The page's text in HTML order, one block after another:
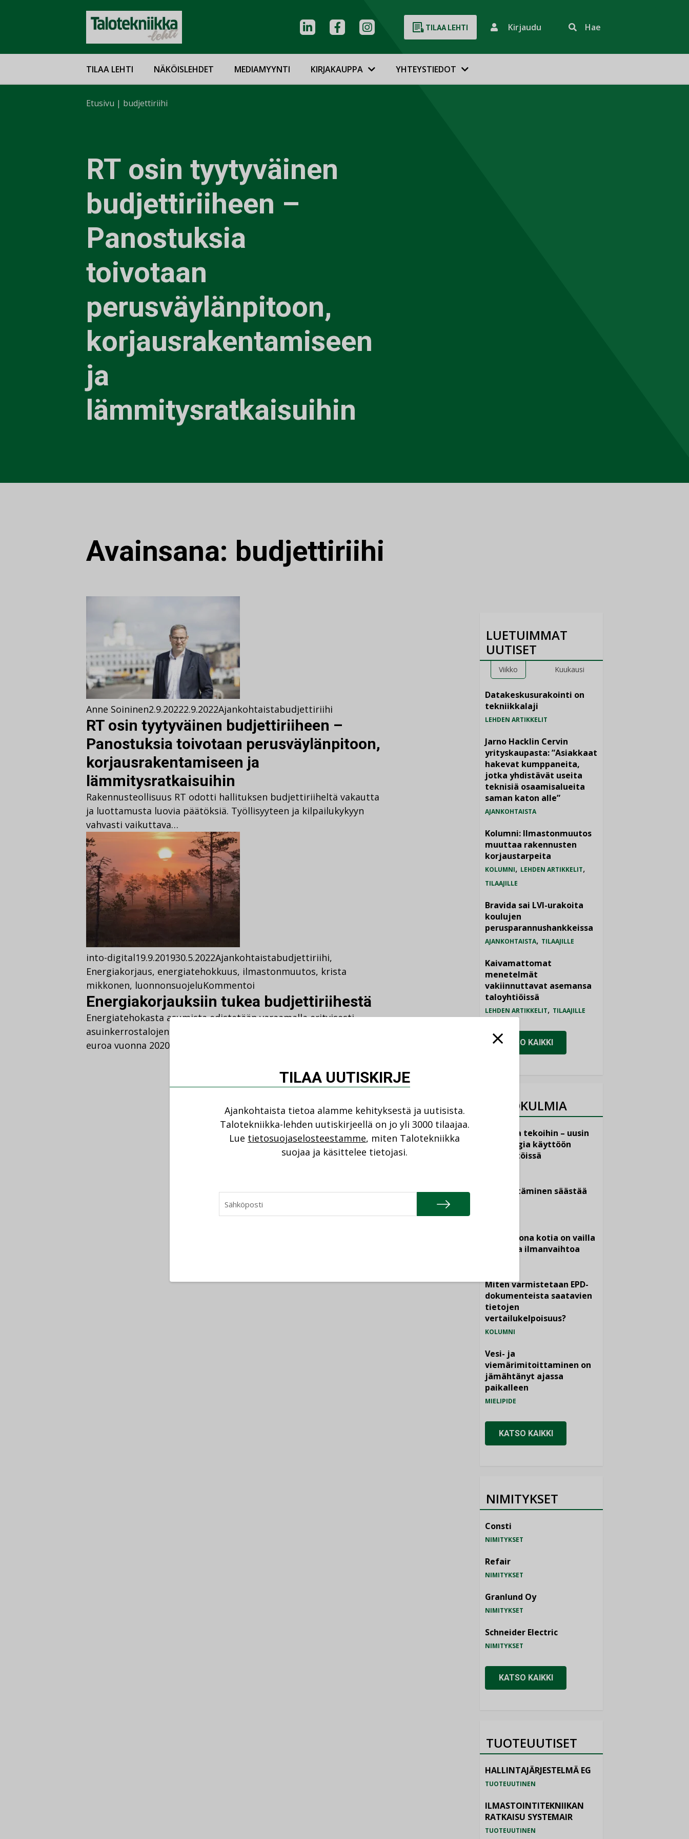
TILAA LEHTI Kirjaudu Hae
TILAA LEHTI NÄKÖISLEHDET MEDIAMYYNTI KIRJAKAUPPA YHTEYSTIEDOT
Etusivu | budjettiriihi
RT osin tyytyväinen
budjettiriiheen –
Panostuksia
toivotaan
perusväylänpitoon,
korjausrakentamiseen
ja
lämmitysratkaisuihin
Avainsana: budjettiriihi
Anne Soininen2.9.20222.9.2022Ajankohtaistabudjettiriihi
RT osin tyytyväinen budjettiriiheen –
Panostuksia toivotaan perusväylänpitoon,
korjausrakentamiseen ja
lämmitysratkaisuihin
Rakennusteollisuus RT odotti hallituksen budjettiriiheltä vakautta
ja luottamusta luovia päätöksiä. Työllisyyteen ja kilpailukykyyn
vahvasti vaikuttava…
into-digital19.9.201930.5.2022Ajankohtaistabudjettiriihi,
Energiakorjaus, energiatehokkuus, ilmastonmuutos, krista
mikkonen, luonnonsuojeluKommentoi
Energiakorjauksiin tukea budjettiriihestä
Energiatehokasta asumista edistetään varaamalla erityisesti
asuinkerrostalojen energiaremonttien tukemiseen 20 miljoonaa
euroa vuonna 2020.
LUETUIMMAT
UUTISET
Viikko Kuukausi
Datakeskusurakointi on
tekniikkalaji
LEHDEN ARTIKKELIT
Jarno Hacklin Cervin
yrityskaupasta: ”Asiakkaat
hakevat kumppaneita,
jotka yhdistävät useita
teknisiä osaamisalueita
saman katon alle”
AJANKOHTAISTA
Kolumni: Ilmastonmuutos
muuttaa rakennusten
korjaustarpeita
KOLUMNI, LEHDEN ARTIKKELIT,
TILAAJILLE
Bravida sai LVI-urakoita
koulujen
perusparannushankkeissa
AJANKOHTAISTA, TILAAJILLE
Kaivamattomat
menetelmät
vakiinnuttavat asemansa
taloyhtiöissä
LEHDEN ARTIKKELIT, TILAAJILLE
KATSO KAIKKI
NÄKÖKULMIA
Puheista tekoihin – uusin
teknologia käyttöön
kiinteistöissä
Sähköistäminen säästää
Yli miljoona kotia on vailla
toimivaa ilmanvaihtoa
Miten varmistetaan EPD-
dokumenteista saatavien
tietojen
vertailukelpoisuus?
KOLUMNI
Vesi- ja
viemärimitoittaminen on
jämähtänyt ajassa
paikalleen
MIELIPIDE
KATSO KAIKKI
NIMITYKSET
Consti
NIMITYKSET
Refair
NIMITYKSET
Granlund Oy
NIMITYKSET
Schneider Electric
NIMITYKSET
KATSO KAIKKI
TUOTEUUTISET
HALLINTAJÄRJESTELMÄ EG
TUOTEUUTINEN
ILMASTOINTITEKNIIKAN
RATKAISU SYSTEMAIR
TUOTEUUTINEN
TILAA UUTISKIRJE
Ajankohtaista tietoa alamme kehityksestä ja uutisista.
Talotekniikka-lehden uutiskirjeellä on jo yli 3000 tilaajaa.
Lue tietosuojaselosteestamme, miten Talotekniikka
suojaa ja käsittelee tietojasi.